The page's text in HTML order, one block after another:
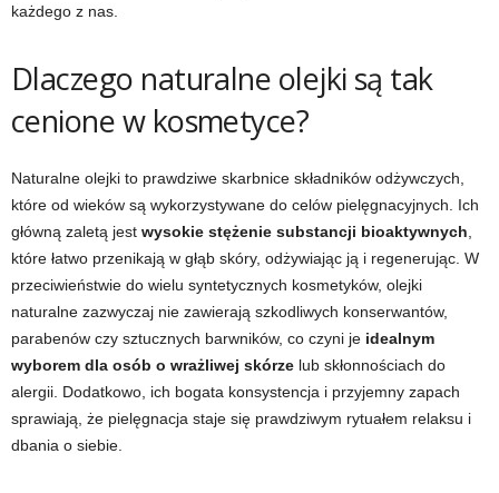
każdego z nas.
Dlaczego naturalne olejki są tak
cenione w kosmetyce?
Naturalne olejki to prawdziwe skarbnice składników odżywczych,
które od wieków są wykorzystywane do celów pielęgnacyjnych. Ich
główną zaletą jest wysokie stężenie substancji bioaktywnych
które łatwo przenikają w głąb skóry, odżywiając ją i regenerując. W
przeciwieństwie do wielu syntetycznych kosmetyków, olejki
naturalne zazwyczaj nie zawierają szkodliwych konserwantów,
parabenów czy sztucznych barwników, co czyni je idealnym
wyborem dla osób o wrażliwej skórze lub skłonnościach do
alergii. Dodatkowo, ich bogata konsystencja i przyjemny zapach
sprawiają, że pielęgnacja staje się prawdziwym rytuałem relaksu i
dbania o siebie.